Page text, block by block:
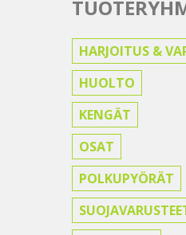
HARJOITUS &
HUOLTO
KENGÄT
OSAT
POLKUPYÖRÄT